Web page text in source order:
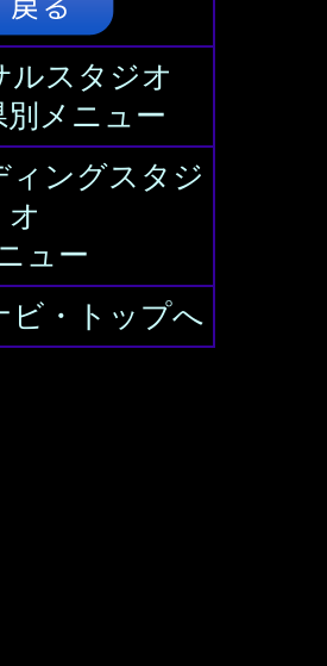
ルスタジオ
別メニュー
ングスタジ
オ
ュー
・トップへ